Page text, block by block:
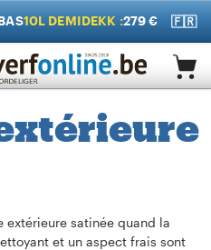
10L DEMIDEKK :279 € 🇫🇷
extérieure satinée quand la
et un aspect frais sont